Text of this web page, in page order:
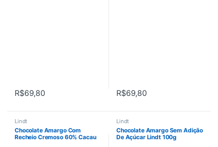
R$69,80 R$69,80
Lindt
Chocolate Amargo Com
Recheio Cremoso 60% Cacau
Lindt
Chocolate Amargo Sem Adição
De Açúcar Lindt 100g